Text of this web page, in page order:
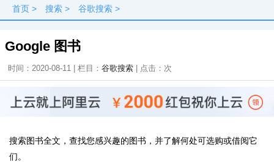
首页 > 搜索 > 谷歌搜索 >
Google 图书
时间：2020-08-11 | 栏目： 谷歌搜索 | 点击： 次
搜索图书全文，查找您感兴趣的图书，并了解何处可选购或借阅它
们。